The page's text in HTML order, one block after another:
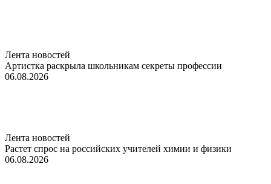
Лента новостей
Артистка раскрыла школьникам секреты профессии
06.08.2026
Лента новостей
Растет спрос на российских учителей химии и физики
06.08.2026